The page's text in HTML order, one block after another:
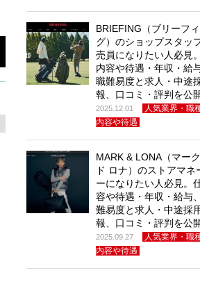
BRIEFING（ブリーフ
グ）のショップスタッ
売員になりたい人必見
内容や待遇・年収・給
職難易度と求人・中途
報、口コミ・評判を公
2025.12.01
人気業界・職
内容や待遇
MARK & LONA（マー
ド ロナ）のストアマネ
ーになりたい人必見。
容や待遇・年収・給与
難易度と求人・中途採
報、口コミ・評判を公
2025.09.27
人気業界・職
内容や待遇